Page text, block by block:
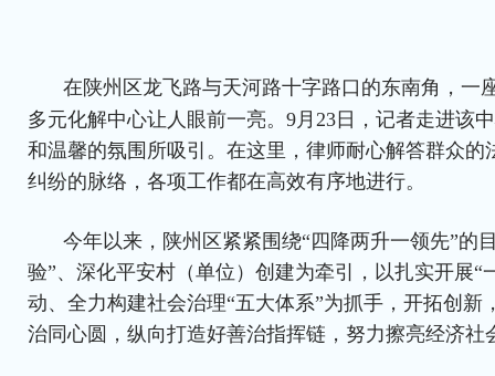
在陕州区龙飞路与天河路十字路口的东南角，一
多元化解中心让人眼前一亮。9月23日，记者走进该
和温馨的氛围所吸引。在这里，律师耐心解答群众的
纠纷的脉络，各项工作都在高效有序地进行。
今年以来，陕州区紧紧围绕“四降两升一领先”的
验”、深化平安村（单位）创建为牵引，以扎实开展“
动、全力构建社会治理“五大体系”为抓手，开拓创新
治同心圆，纵向打造好善治指挥链，努力擦亮经济社